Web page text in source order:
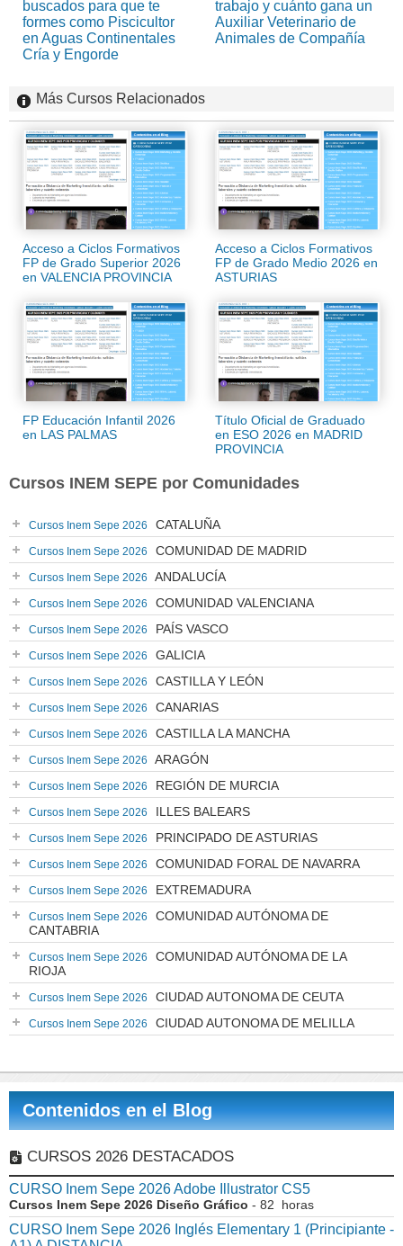
buscados para que te
formes como Piscicultor
en Aguas Continentales
Cría y Engorde
trabajo y cuánto gana un
Auxiliar Veterinario de
Animales de Compañía
Más Cursos Relacionados
Acceso a Ciclos Formativos
FP de Grado Superior 2026
en VALENCIA PROVINCIA
Acceso a Ciclos Formativos
FP de Grado Medio 2026 en
ASTURIAS
FP Educación Infantil 2026
en LAS PALMAS
Título Oficial de Graduado
en ESO 2026 en MADRID
PROVINCIA
Cursos INEM SEPE por Comunidades
Cursos Inem Sepe 2026 CATALUÑA
Cursos Inem Sepe 2026 COMUNIDAD DE MADRID
Cursos Inem Sepe 2026 ANDALUCÍA
Cursos Inem Sepe 2026 COMUNIDAD VALENCIANA
Cursos Inem Sepe 2026 PAÍS VASCO
Cursos Inem Sepe 2026 GALICIA
Cursos Inem Sepe 2026 CASTILLA Y LEÓN
Cursos Inem Sepe 2026 CANARIAS
Cursos Inem Sepe 2026 CASTILLA LA MANCHA
Cursos Inem Sepe 2026 ARAGÓN
Cursos Inem Sepe 2026 REGIÓN DE MURCIA
Cursos Inem Sepe 2026 ILLES BALEARS
Cursos Inem Sepe 2026 PRINCIPADO DE ASTURIAS
Cursos Inem Sepe 2026 COMUNIDAD FORAL DE NAVARRA
Cursos Inem Sepe 2026 EXTREMADURA
Cursos Inem Sepe 2026
COMUNIDAD AUTÓNOMA DE
CANTABRIA
Cursos Inem Sepe 2026
COMUNIDAD AUTÓNOMA DE LA
RIOJA
Cursos Inem Sepe 2026 CIUDAD AUTONOMA DE CEUTA
Cursos Inem Sepe 2026 CIUDAD AUTONOMA DE MELILLA
Contenidos en el Blog
CURSOS 2026 DESTACADOS
CURSO Inem Sepe 2026 Adobe Illustrator CS5
Cursos Inem Sepe 2026 Diseño Gráfico - 82 horas
CURSO Inem Sepe 2026 Inglés Elementary 1 (Principiante -